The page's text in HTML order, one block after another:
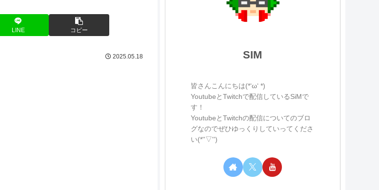
LINE コピー
2025.05.18 SIM
皆さんこんにちは(*‘ω‘ *)
YoutubeとTwitchで配信しているSiMで
す！
YoutubeとTwitchの配信についてのブロ
グなのでぜひゆっくりしていってくださ
い(*''▽'')